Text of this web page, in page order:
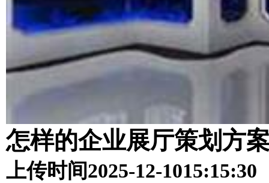
怎样的企业展厅策划方
上传时间2025-12-1015:15:30